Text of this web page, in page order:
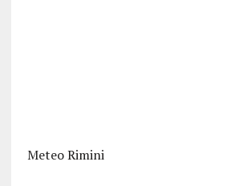
Meteo Rimini